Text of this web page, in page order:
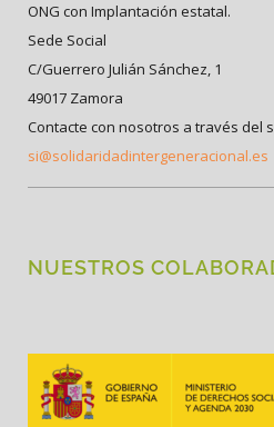
ONG con Implantación estatal.
Sede Social
C/Guerrero Julián Sánchez, 1
49017 Zamora
Contacte con nosotros a través del
si@solidaridadintergeneracional.es
NUESTROS